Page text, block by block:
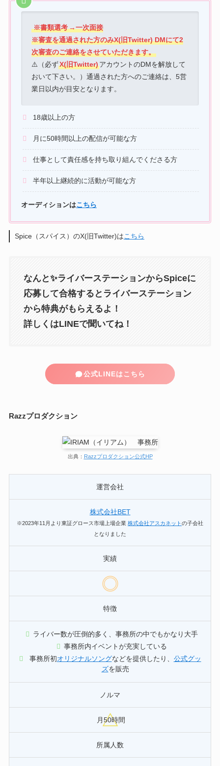
※書類選考→一次面接
※審査を通過された方のみX(旧Twitter) DMにて2
次審査のご連絡をさせていただきます。
⚠️（必ずX(旧Twitter)アカウントのDMを解放して
おいて下さい。）通過された方へのご連絡は、5営
業日以内が目安となります。
18歳以上の方
月に50時間以上の配信が可能な方
仕事として責任感を持ち取り組んでくださる方
半年以上継続的に活動が可能な方
オーディションはこちら
Spice（スパイス）のX(旧Twitter)はこちら
なんと✨ライバーステーションからSpiceに
応募して合格するとライバーステーション
から特典がもらえるよ！
詳しくはLINEで聞いてね！
公式LINEはこちら
Razzプロダクション
出典： Razzプロダクション公式HP
運営会社
株式会社BET
※2023年11月より東証グロース市場上場企業 株式会社アスカネットの子会社
となりました
実績
特徴
ライバー数が圧倒的多く、事務所の中でもかなり大手
事務所内イベントが充実している
事務所初オリジナルソングなどを提供したり、 公式グッ
ズを販売
ノルマ
月50時間
所属人数